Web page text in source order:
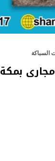
السباكة
بمكة